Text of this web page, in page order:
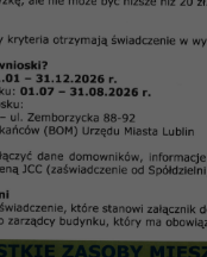
2015 r. Zarząd
lokali